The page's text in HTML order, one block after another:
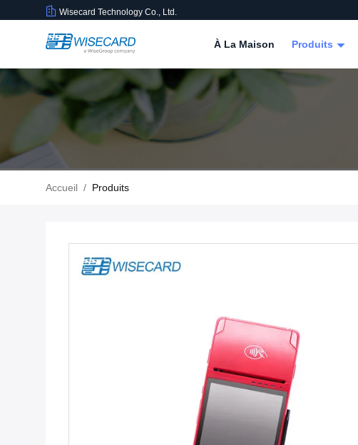
Wisecard Technology Co., Ltd.
À La Maison Produits
Accueil / Produits